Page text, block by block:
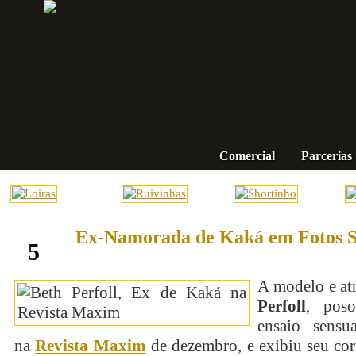
Parcerias
Comercial
5
Ex-Namorada de Kaká em Fotos
A modelo e
Perfoll ,
ensaio
naRevista Maxim de dezembro, e exibiu seu